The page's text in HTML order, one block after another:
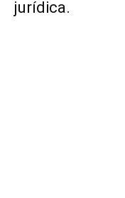
jurídica.